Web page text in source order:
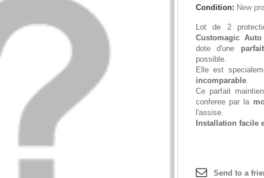
Condition: New
Lot de 2
Customagic Auto
dote d'une
possible.
Elle est
incomparable.
Ce parfait
conferee par la
l'assise.
Installation facile
Send to a